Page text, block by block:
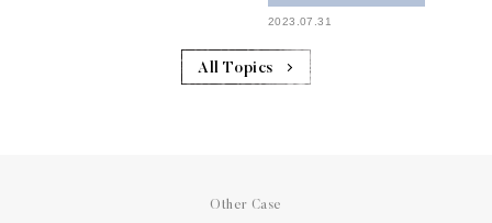
2023.07.31
All Topics
Other Case